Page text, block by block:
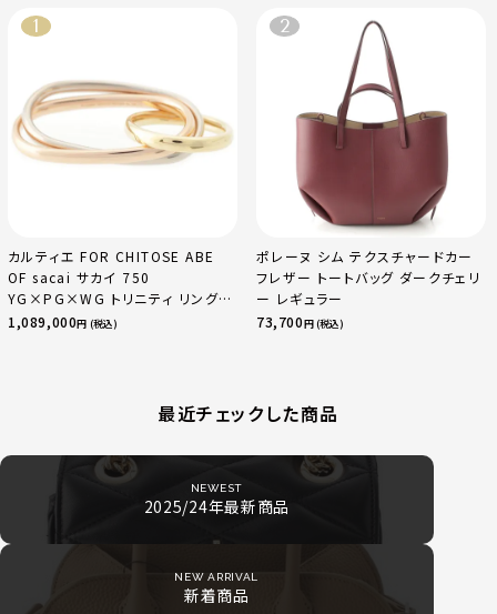
カルティエ FOR CHITOSE ABE
OF sacai サカイ 750
YG×PG×WG トリニティ リング
指輪 マルチカラー 50 51 52
1,089,000円 (税込)
ポレーヌ シム テクスチャードカー
フレザー トートバッグ ダークチェリ
ー レギュラー
73,700円 (税込)
最近チェックした商品
NEWEST
2025/24年最新商品
NEW ARRIVAL
新着商品